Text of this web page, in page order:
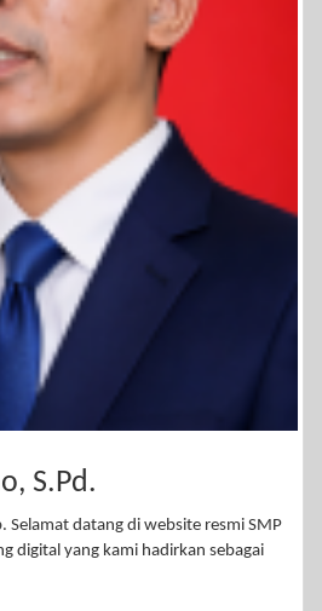
S.Pd.
Selamat datang di website resmi SMP
digital yang kami hadirkan sebagai